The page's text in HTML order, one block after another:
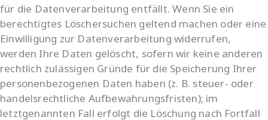
für die Datenverarbeitung entfällt. Wenn Sie ein
berechtigtes Löschersuchen geltend machen oder eine
Einwilligung zur Datenverarbeitung widerrufen,
werden Ihre Daten gelöscht, sofern wir keine anderen
rechtlich zulässigen Gründe für die Speicherung Ihrer
personenbezogenen Daten haben (z. B. steuer- oder
handelsrechtliche Aufbewahrungsfristen); im
letztgenannten Fall erfolgt die Löschung nach Fortfall